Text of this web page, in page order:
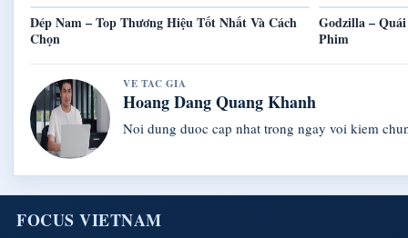
Dép Nam – Top Thương Hiệu Tốt Nhất Và Cách
Chọn
Godzilla –
Phim
VE TAC GIA
Hoang Dang Quang Khanh
Noi dung duoc cap nhat trong ngay voi kiem
FOCUS VIETNAM